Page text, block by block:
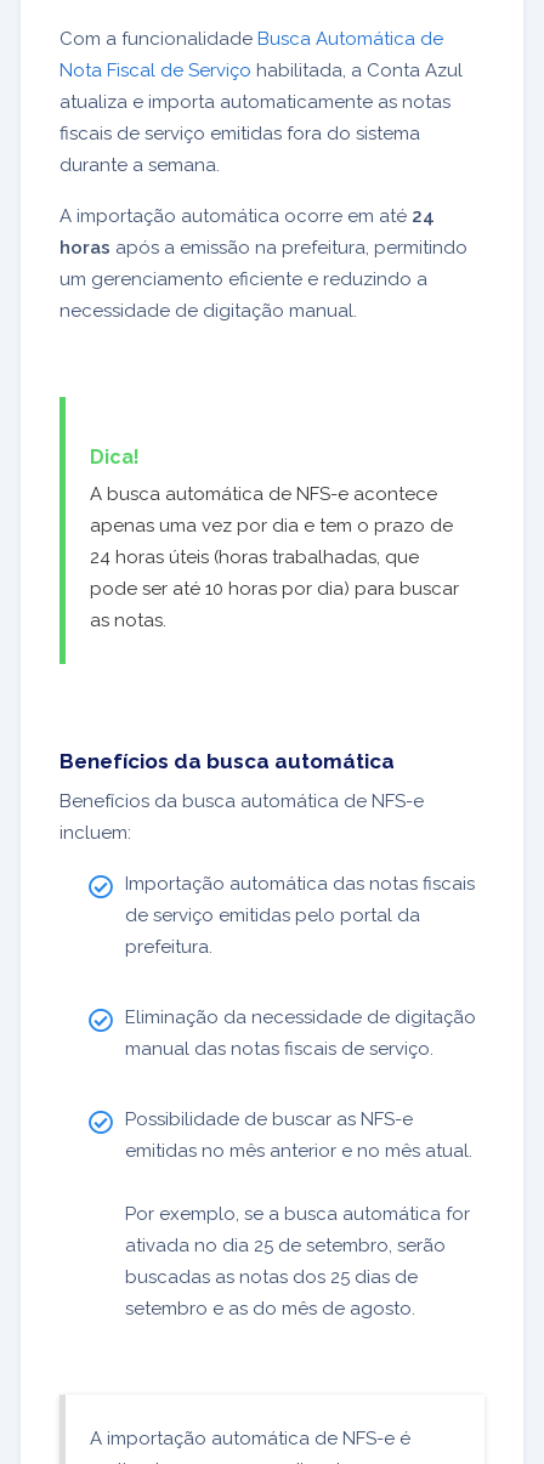
Com a funcionalidade Busca Automática de
Nota Fiscal de Serviço habilitada, a Conta Azul
atualiza e importa automaticamente as notas
fiscais de serviço emitidas fora do sistema
durante a semana.
A importação automática ocorre em até 24
horas após a emissão na prefeitura, permitindo
um gerenciamento eficiente e reduzindo a
necessidade de digitação manual.
Dica!
A busca automática de NFS-e acontece
apenas uma vez por dia e tem o prazo de
24 horas úteis (horas trabalhadas, que
pode ser até 10 horas por dia) para buscar
as notas.
Benefícios da busca automática
Benefícios da busca automática de NFS-e
incluem:
Importação automática das notas fiscais
de serviço emitidas pelo portal da
prefeitura.
Eliminação da necessidade de digitação
manual das notas fiscais de serviço.
Possibilidade de buscar as NFS-e
emitidas no mês anterior e no mês atual.
Por exemplo, se a busca automática for
ativada no dia 25 de setembro, serão
buscadas as notas dos 25 dias de
setembro e as do mês de agosto.
A importação automática de NFS-e é